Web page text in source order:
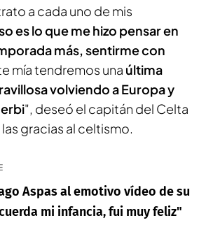
a cada uno de mis
es lo que me hizo pensar en
más, sentirme con
mía tendremos una última
volviendo a Europa y
", deseó el capitán del Celta
gracias al celtismo.
Aspas al emotivo vídeo de su
mi infancia, fui muy feliz"